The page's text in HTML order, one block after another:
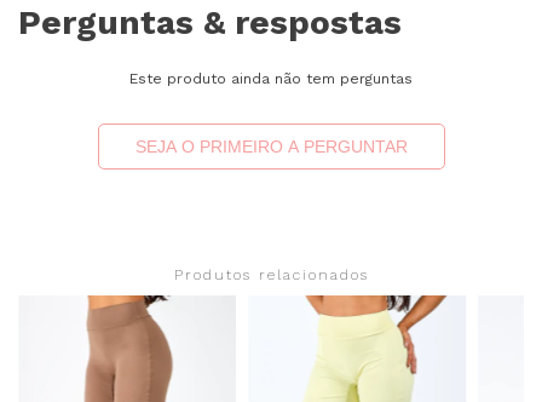
Perguntas & respostas
Este produto ainda não tem perguntas
SEJA O PRIMEIRO A PERGUNTAR
Produtos relacionados